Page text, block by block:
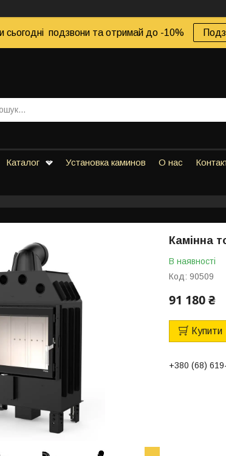
сьогодні подзвони та отримай до -10%
Каталог Установка каминов О нас
Камінна
В наявності
Код: 90509
91 180 ₴
Купити
+380 (68)